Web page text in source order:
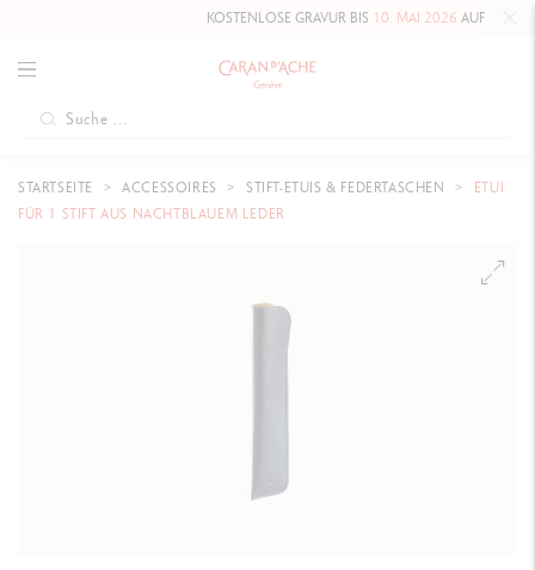
KOSTENLOSE GRAVUR BIS10. MAI 2026AUF DIE
STARTSEITE ACCESSOIRES STIFT-ETUIS & FEDERTASCHEN
ETUI
FÜR 1 STIFT AUS NACHTBLAUEM LEDER